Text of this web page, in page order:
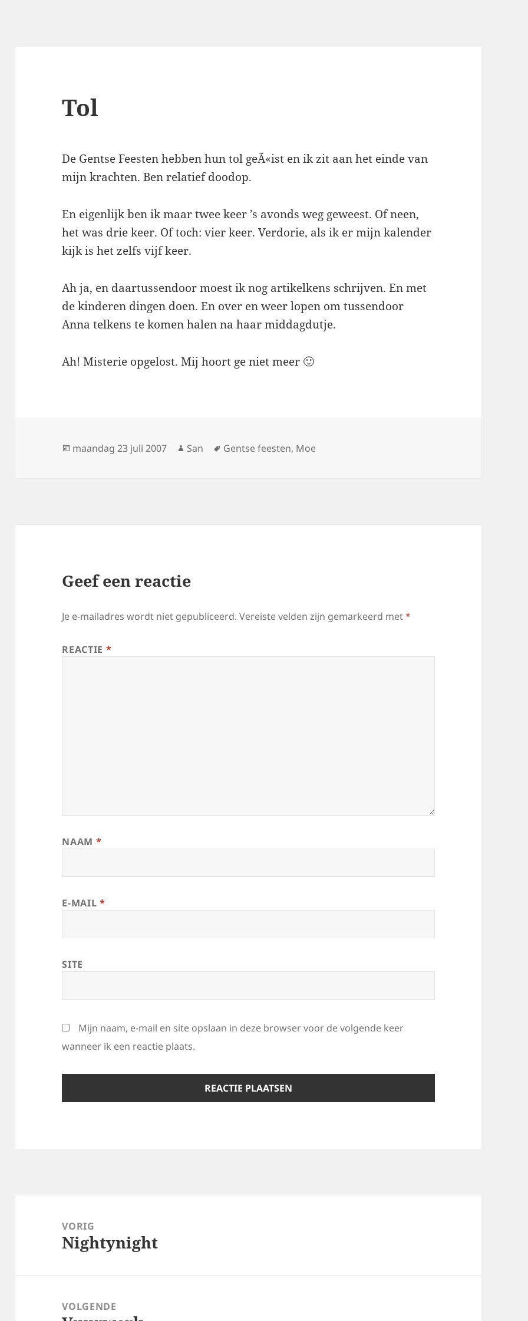
Tol
De Gentse Feesten hebben hun tol geÃ«ist en ik zit aan het einde van
mijn krachten. Ben relatief doodop.
En eigenlijk ben ik maar twee keer ’s avonds weg geweest. Of neen,
het was drie keer. Of toch: vier keer. Verdorie, als ik er mijn kalender
kijk is het zelfs vijf keer.
Ah ja, en daartussendoor moest ik nog artikelkens schrijven. En met
de kinderen dingen doen. En over en weer lopen om tussendoor
Anna telkens te komen halen na haar middagdutje.
Ah! Misterie opgelost. Mij hoort ge niet meer 🙂
Geplaatst
maandag 23 juli 2007 Auteur
San Tags
Gentse feesten, Moe
Geef een reactie
Je e-mailadres wordt niet gepubliceerd. Vereiste velden zijn gemarkeerd met*
REACTIE *
NAAM *
E-MAIL *
SITE
Mijn naam, e-mail en site opslaan in deze browser voor de volgende keer
wanneer ik een reactie plaats.
navigatieVORIG
Vorig
Nightynight
VOLGENDE